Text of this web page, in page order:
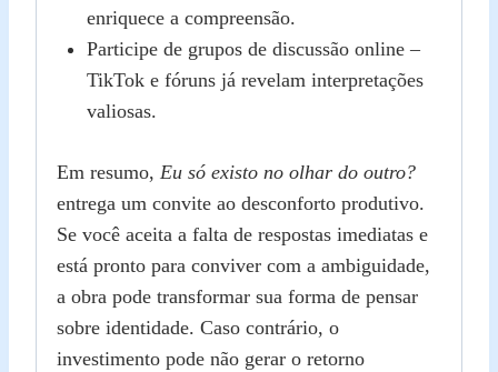
enriquece a compreensão.
Participe de grupos de discussão online –
TikTok e fóruns já revelam interpretações
valiosas.
Em resumo, Eu só existo no olhar do outro?
entrega um convite ao desconforto produtivo.
Se você aceita a falta de respostas imediatas e
está pronto para conviver com a ambiguidade,
a obra pode transformar sua forma de pensar
sobre identidade. Caso contrário, o
investimento pode não gerar o retorno